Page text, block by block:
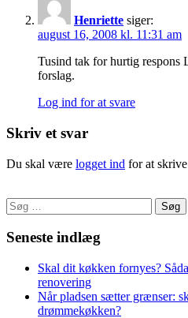
Henriette siger:
august 16, 2008 kl. 11:31 am
Tusind tak for hurtig respons
forslag.
Log ind for at svare
Skriv et svar
Du skal være logget ind for at
Søg
efter:
Seneste indlæg
Skal dit køkken fornyes?
renovering
Når pladsen sætter grænser:
drømmekøkken?